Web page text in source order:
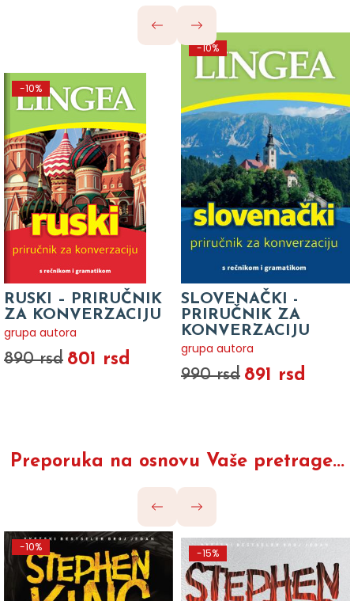
-10%
RUSKI – PRIRUČNIK
ZA KONVERZACIJU
grupa autora
890 rsd 801 rsd
-10%
SLOVENAČKI -
PRIRUČNIK ZA
KONVERZACIJU
grupa autora
990 rsd 891 rsd
Preporuka na osnovu Vaše pretrage...
-10% -15%